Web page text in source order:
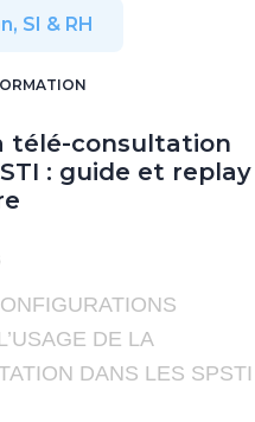
SI & RH
télé-consultation
: guide et replay
DE LA
DANS LES